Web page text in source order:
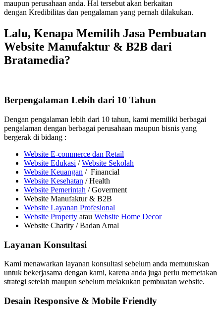
maupun perusahaan anda. Hal tersebut akan berkaitan
dengan Kredibilitas dan pengalaman yang pernah dilakukan.
Lalu, Kenapa Memilih Jasa Pembuatan
Website Manufaktur & B2B dari
Bratamedia?
Berpengalaman Lebih dari 10 Tahun
Dengan pengalaman lebih dari 10 tahun, kami memiliki berbagai
pengalaman dengan berbagai perusahaan maupun bisnis yang
bergerak di bidang :
Website E-commerce dan Retail
Website Edukasi /Website Sekolah
Website Keuangan / Financial
Website Kesehatan / Health
Website Pemerintah / Goverment
Website Manufaktur & B2B
Website Layanan Profesional
Website Property atau Website Home Decor
Website Charity / Badan Amal
Layanan Konsultasi
Kami menawarkan layanan konsultasi sebelum anda memutuskan
untuk bekerjasama dengan kami, karena anda juga perlu memetakan
strategi setelah maupun sebelum melakukan pembuatan website.
Desain Responsive & Mobile Friendly